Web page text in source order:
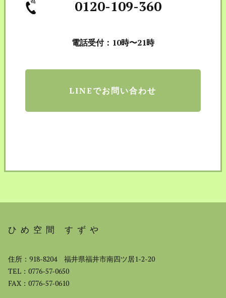
0120-109-360
電話受付：10時〜21時
LINEでお問い合わせ
ひめ空間 すずや
住所：918-8204 福井県福井市南四ツ居1-2-20
TEL：0776-57-0650
FAX：0776-57-0610